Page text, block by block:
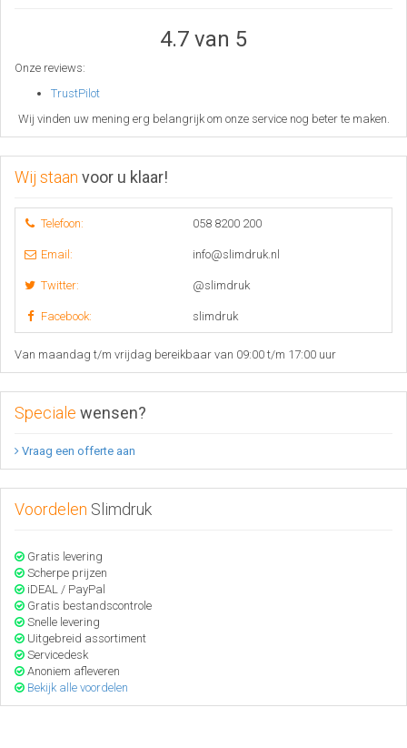
4.7 van 5
Onze reviews:
TrustPilot
Wij vinden uw mening erg belangrijk om onze service nog beter te maken.
Wij staan voor u klaar!
Telefoon: 058 8200 200
Email: info@slimdruk.nl
Twitter: @slimdruk
Facebook: slimdruk
Van maandag t/m vrijdag bereikbaar van 09:00 t/m 17:00 uur
Speciale wensen?
Vraag een offerte aan
Voordelen Slimdruk
Gratis levering
Scherpe prijzen
iDEAL / PayPal
Gratis bestandscontrole
Snelle levering
Uitgebreid assortiment
Servicedesk
Anoniem afleveren
Bekijk alle voordelen